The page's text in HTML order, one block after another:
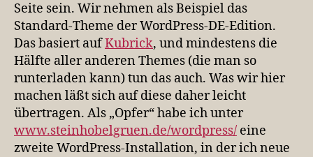
Seite sein. Wir nehmen als Beispiel das
Standard-Theme der WordPress-DE-Edition.
Das basiert aufKubrick, und mindestens die
Hälfte aller anderen Themes (die man so
runterladen kann) tun das auch. Was wir hier
machen läßt sich auf diese daher leicht
übertragen. Als „Opfer“ habe ich unter
www.steinhobelgruen.de/wordpress/ eine
zweite WordPress-Installation, in der ich neue